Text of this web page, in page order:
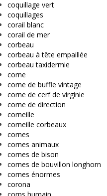
coquillage vert
coquillages
corail blanc
corail de mer
corbeau
corbeau à tête empaillée
corbeau taxidermie
corne
corne de buffle vintage
corne de cerf de virginie
corne de direction
corneille
corneille corbeaux
cornes
cornes animaux
cornes de bison
cornes de bouvillon longhorn
cornes énormes
corona
corps humain